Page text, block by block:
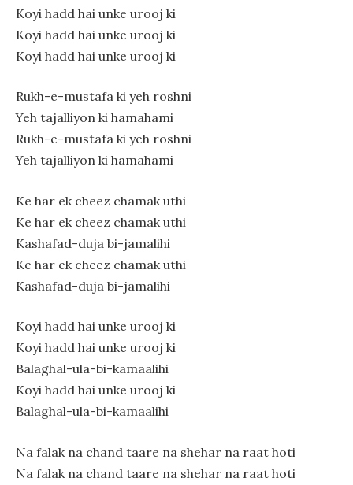
Koyi hadd hai unke urooj ki
Koyi hadd hai unke urooj ki
Koyi hadd hai unke urooj ki
Rukh-e-mustafa ki yeh roshni
Yeh tajalliyon ki hamahami
Rukh-e-mustafa ki yeh roshni
Yeh tajalliyon ki hamahami
Ke har ek cheez chamak uthi
Ke har ek cheez chamak uthi
Kashafad-duja bi-jamalihi
Ke har ek cheez chamak uthi
Kashafad-duja bi-jamalihi
Koyi hadd hai unke urooj ki
Koyi hadd hai unke urooj ki
Balaghal-ula-bi-kamaalihi
Koyi hadd hai unke urooj ki
Balaghal-ula-bi-kamaalihi
Na falak na chand taare na shehar na raat hoti
Na falak na chand taare na shehar na raat hoti